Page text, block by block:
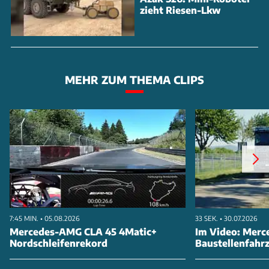
zieht Riesen-Lkw
MEHR ZUM THEMA CLIPS
7:45 MIN. • 05.08.2026
Mercedes-AMG CLA 45 4Matic+
Nordschleifenrekord
33 SEK. • 30.07.2026
Im Video: